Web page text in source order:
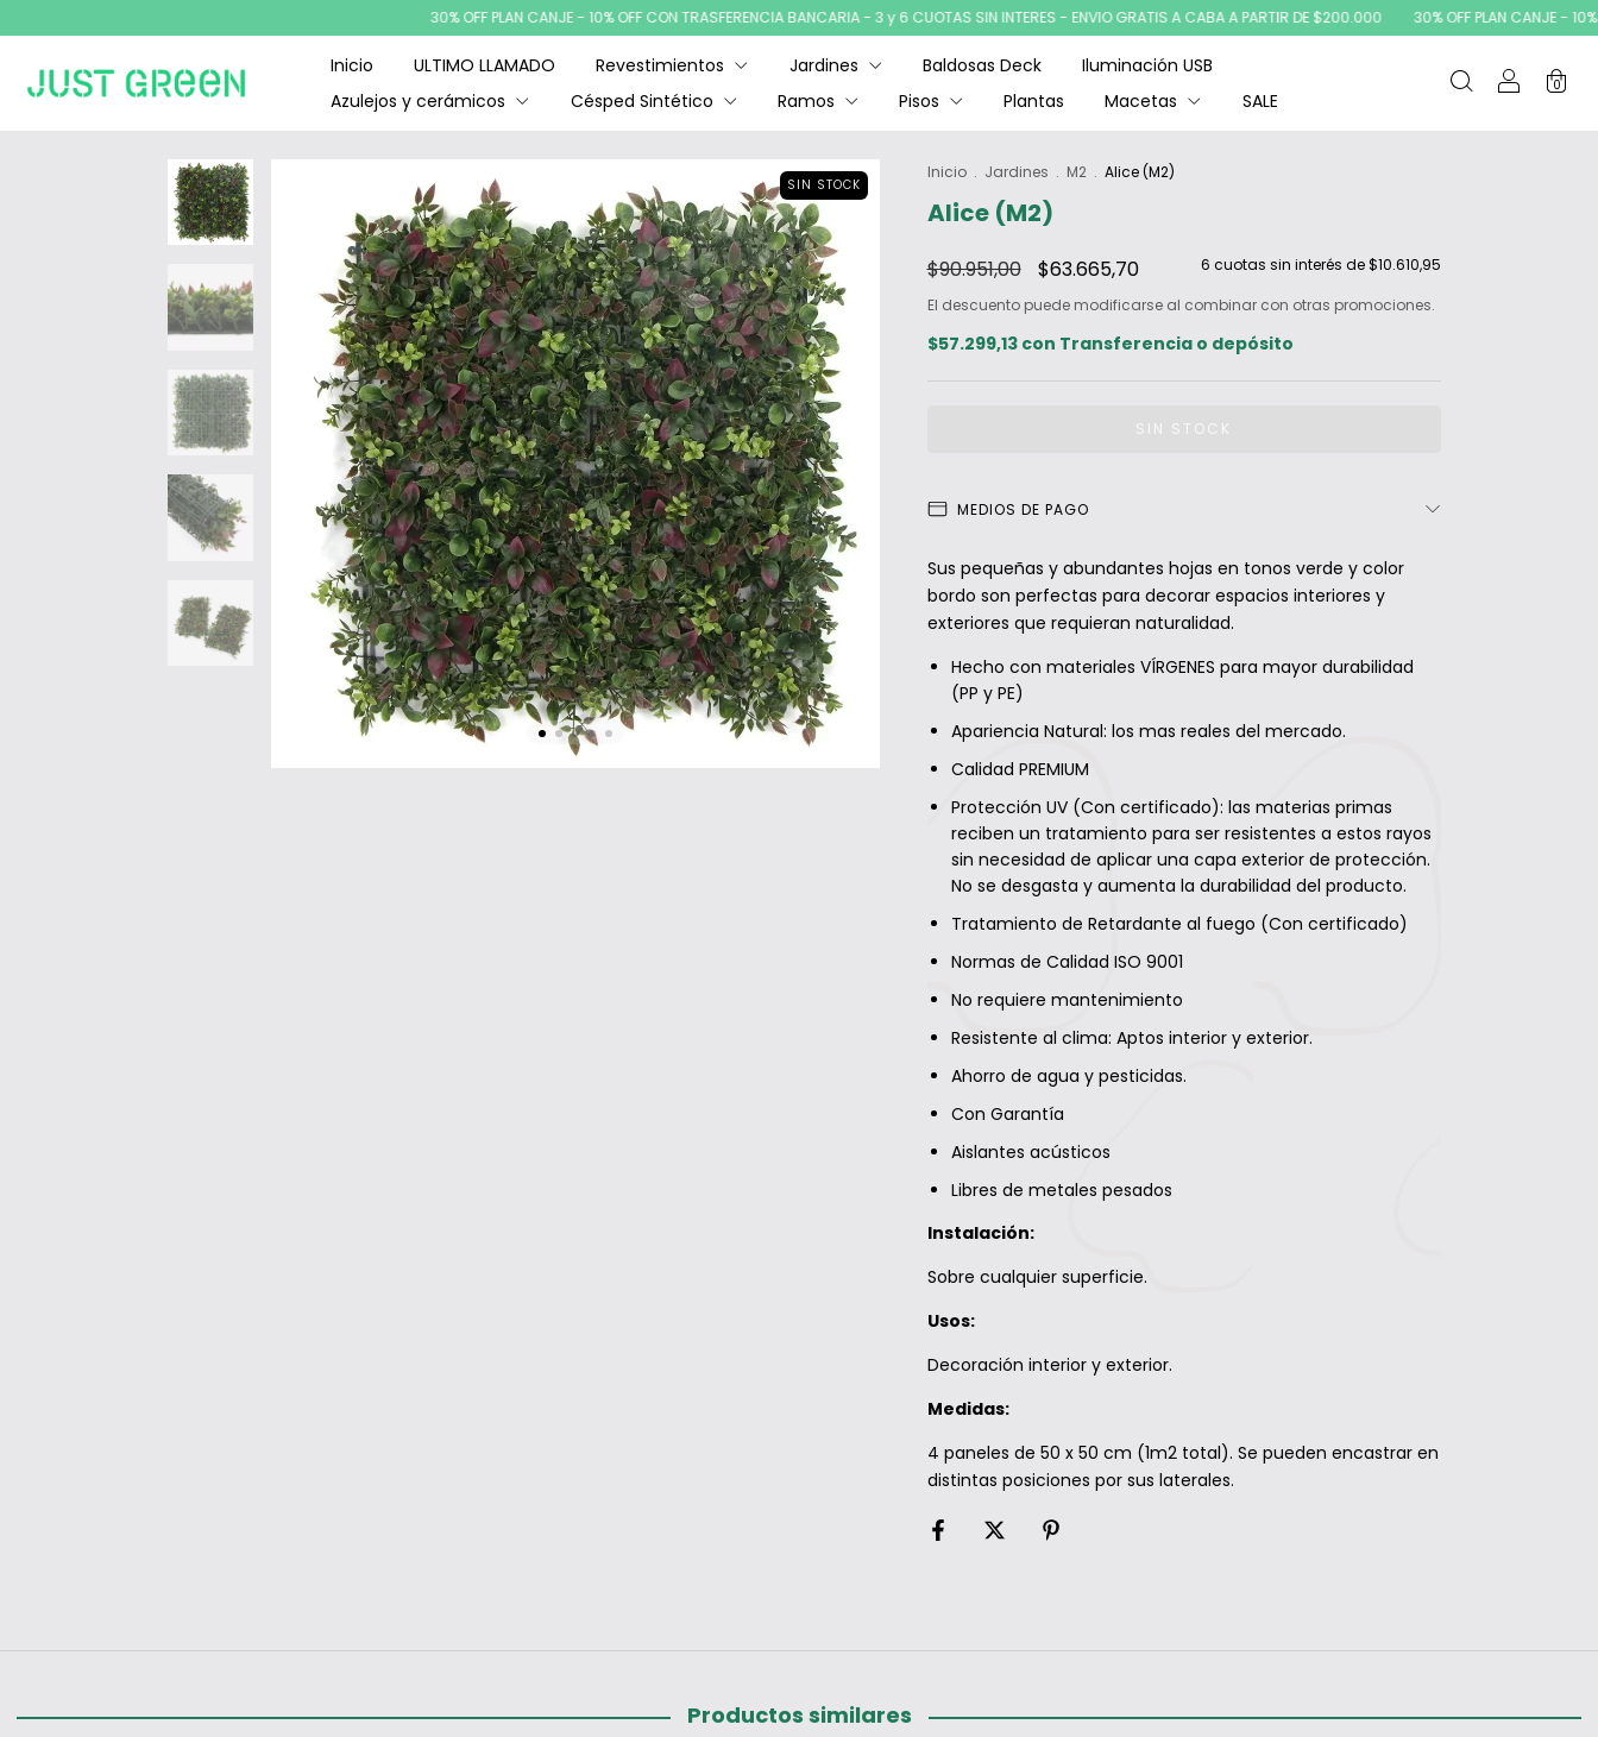
30% OFF PLAN CANJE - 10% OFF CON TRASFERENCIA BANCARIA - 3 y 6 CUOTAS SIN INTERES - ENVIO GRATIS A CABA A PARTIR DE $200.000 30% OFF PLAN CANJE - 10% OFF
Inicio ULTIMO LLAMADO Revestimientos Jardines Baldosas Deck
Iluminación USB
Azulejos y cerámicos
Césped Sintético Ramos Pisos Plantas Macetas SALE
0
SIN STOCK
Inicio . Jardines . M2 . Alice (M2)
Alice (M2)
$90.951,00 $63.665,70 6 cuotas sin interés de$10.610,95
El descuento puede modificarse al combinar con otras promociones.
$57.299,13 con Transferencia o depósito
MEDIOS DE PAGO
Sus pequeñas y abundantes hojas en tonos verde y color
bordo son perfectas para decorar espacios interiores y
exteriores que requieran naturalidad.
Hecho con materiales VÍRGENES para mayor durabilidad
(PP y PE)
Apariencia Natural: los mas reales del mercado.
Calidad PREMIUM
Protección UV (Con certificado): las materias primas
reciben un tratamiento para ser resistentes a estos rayos
sin necesidad de aplicar una capa exterior de protección.
No se desgasta y aumenta la durabilidad del producto.
Tratamiento de Retardante al fuego (Con certificado)
Normas de Calidad ISO 9001
No requiere mantenimiento
Resistente al clima: Aptos interior y exterior.
Ahorro de agua y pesticidas.
Con Garantía
Aislantes acústicos
Libres de metales pesados
Instalación:
Sobre cualquier superficie.
Usos:
Decoración interior y exterior.
Medidas:
4 paneles de 50 x 50 cm (1m2 total). Se pueden encastrar en
distintas posiciones por sus laterales.
Productos similares